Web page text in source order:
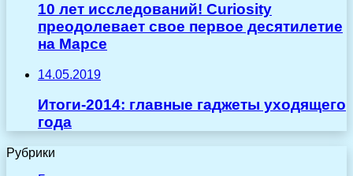
10 лет исследований! Curiosity
преодолевает свое первое десятилетие
на Марсе
14.05.2019
Итоги-2014: главные гаджеты уходящего
года
Рубрики